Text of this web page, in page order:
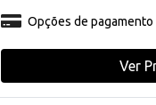
Opções de pagamento
Ver